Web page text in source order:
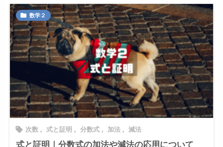
検索
 数学２
 次数 , 式と証明 , 分数式 , 加法 , 減法
式と証明｜分数式の加法や減法の応用について